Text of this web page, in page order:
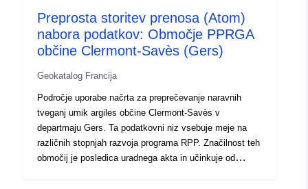
Preprosta storitev prenosa (Atom)
nabora podatkov: Območje PPRGA
občine Clermont-Savès (Gers)
Geokatalog Francija
Področje uporabe načrta za preprečevanje naravnih
tveganj umik argiles občine Clermont-Savès v
departmaju Gers. Ta podatkovni niz vsebuje meje na
različnih stopnjah razvoja programa RPP. Značilnost teh
območij je posledica uradnega akta in učinkuje od